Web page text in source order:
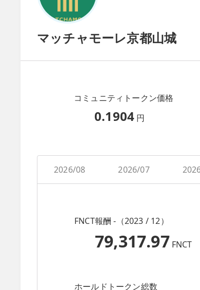
マッチャモーレ京都山城
コミュニティトークン価格
0.1904 円
2026/08 2026/07
FNCT報酬 -（2023 / 12）
79,317.97 FNCT
ホールドトークン総数